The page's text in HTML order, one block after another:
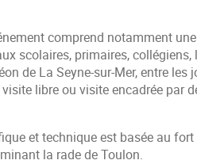
comprend notamment
scolaires, primaires, collégiens,
de La Seyne-sur-Mer, entre les
libre ou visite encadrée par
et technique est basée au fort
la rade de Toulon.